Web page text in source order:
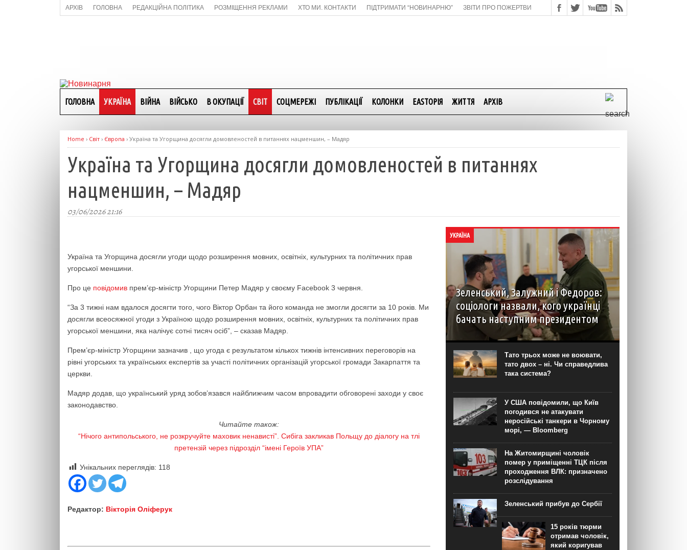
АРХІВ ГОЛОВНА РЕДАКЦІЙНА ПОЛІТИКА РОЗМІЩЕННЯ РЕКЛАМИ ХТО МИ. КОНТАКТИ ПІДТРИМАТИ “НОВИНАРНЮ” ЗВІТИ ПРО ПОЖЕРТВИ
ГОЛОВНА УКРАЇНА ВІЙНА ВІЙСЬКО В ОКУПАЦІЇ СВІТ СОЦМЕРЕЖІ ПУБЛІКАЦІЇ КОЛОНКИ EASTОРІЯ ЖИТТЯ АРХІВ
Home › Світ › Європа › Україна та Угорщина досягли домовленостей в питаннях нацменшин, – Мадяр
Україна та Угорщина досягли домовленостей в питаннях
нацменшин, – Мадяр
03/06/2026 21:16
Україна та Угорщина досягли угоди щодо розширення мовних, освітніх, культурних та політичних прав
угорської меншини.
Про це повідомив прем’єр-міністр Угорщини Петер Мадяр у своєму Facebook 3 червня.
“За 3 тижні нам вдалося досягти того, чого Віктор Орбан та його команда не змогли досягти за 10 років. Ми
досягли всеосяжної угоди з Україною щодо розширення мовних, освітніх, культурних та політичних прав
угорської меншини, яка налічує сотні тисяч осіб”, – сказав Мадяр.
Прем’єр-міністр Угорщини зазначив , що угода є результатом кількох тижнів інтенсивних переговорів на
рівні угорських та українських експертів за участі політичних організацій угорської громади Закарпаття та
церкви.
Мадяр додав, що український уряд зобов’язався найближчим часом впровадити обговорені заходи у своє
законодавство.
Читайте також:
“Нічого антипольського, не розкручуйте маховик ненависті”. Сибіга закликав Польщу до діалогу на тлі
претензій через підрозділ “імені Героїв УПА”
Унікальних переглядів: 118
Редактор: Вікторія Оліферук
УКРАЇНА
Зеленський, Залужний і Федоров:
соціологи назвали, кого українці
бачать наступним президентом
Наразі в разі проведення президентських
виборів більшість українців обрали б на цю
посаду чинного президента Володимира
Зеленського. На другому місці за підтримкою
виборців опинився колишній головнокомандувач
ЗСУ, а тепер...
Тато трьох може не воювати,
тато двох – ні. Чи справедлива
така система?
У США повідомили, що Київ
погодився не атакувати
неросійські танкери в Чорному
морі, — Bloomberg
На Житомирщині чоловік
помер у приміщенні ТЦК після
проходження ВЛК: призначено
розслідування
Зеленський прибув до Сербії
15 років тюрми
отримав чоловік,
який коригував